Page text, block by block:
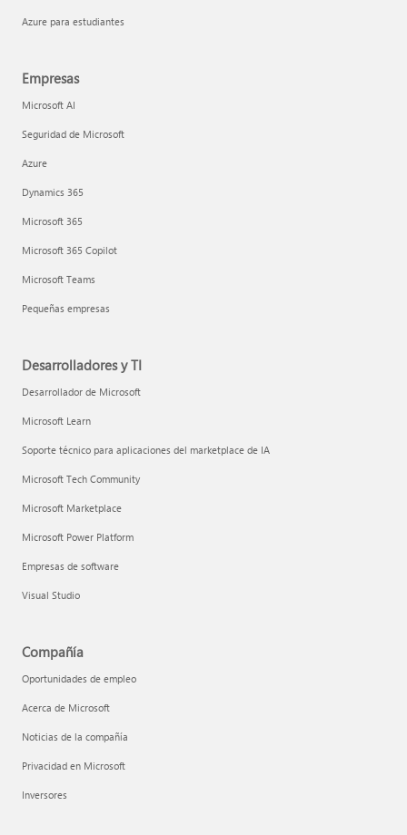
Azure para estudiantes
Empresas
Microsoft AI
Seguridad de Microsoft
Azure
Dynamics 365
Microsoft 365
Microsoft 365 Copilot
Microsoft Teams
Pequeñas empresas
Desarrolladores y TI
Desarrollador de Microsoft
Microsoft Learn
Soporte técnico para aplicaciones del marketplace de IA
Microsoft Tech Community
Microsoft Marketplace
Microsoft Power Platform
Empresas de software
Visual Studio
Compañía
Oportunidades de empleo
Acerca de Microsoft
Noticias de la compañía
Privacidad en Microsoft
Inversores